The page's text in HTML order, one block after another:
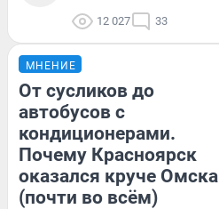
12 027 33
МНЕНИЕ
От сусликов до
автобусов с
кондиционерами.
Почему Красноярск
оказался круче Омска
(почти во всём)